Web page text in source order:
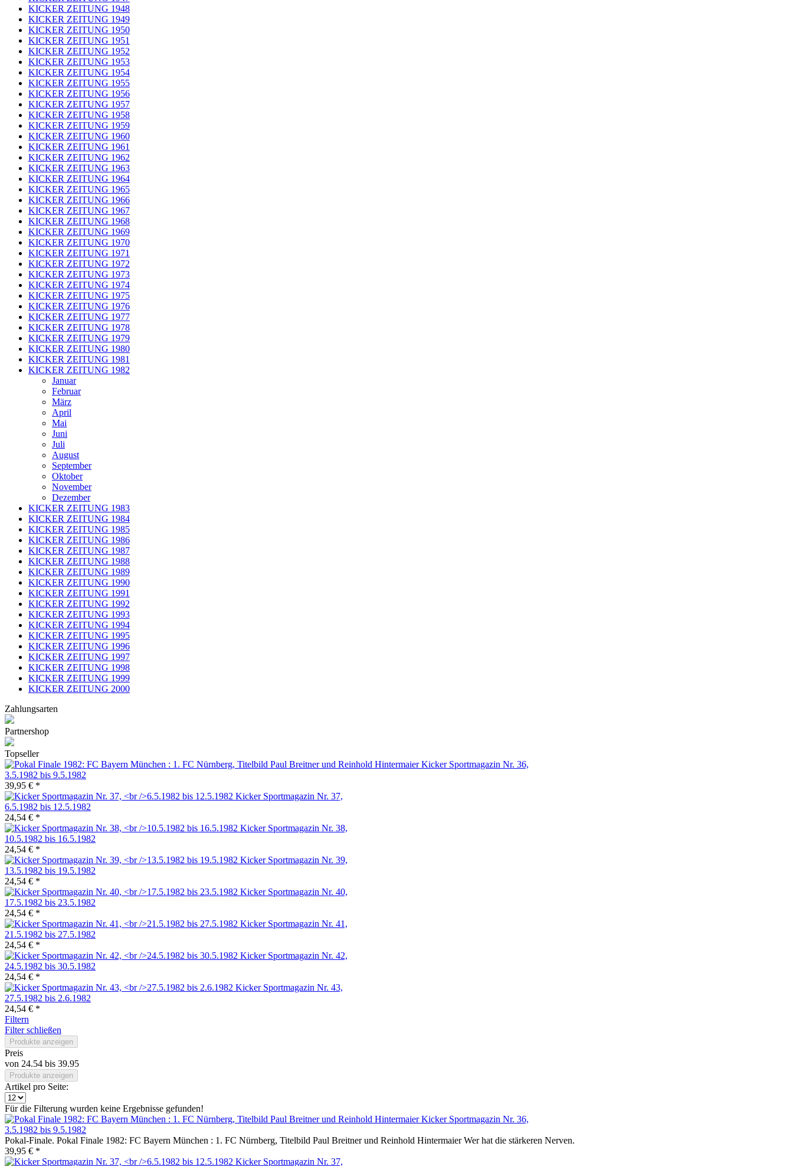
KICKER ZEITUNG 1948
KICKER ZEITUNG 1949
KICKER ZEITUNG 1950
KICKER ZEITUNG 1951
KICKER ZEITUNG 1952
KICKER ZEITUNG 1953
KICKER ZEITUNG 1954
KICKER ZEITUNG 1955
KICKER ZEITUNG 1956
KICKER ZEITUNG 1957
KICKER ZEITUNG 1958
KICKER ZEITUNG 1959
KICKER ZEITUNG 1960
KICKER ZEITUNG 1961
KICKER ZEITUNG 1962
KICKER ZEITUNG 1963
KICKER ZEITUNG 1964
KICKER ZEITUNG 1965
KICKER ZEITUNG 1966
KICKER ZEITUNG 1967
KICKER ZEITUNG 1968
KICKER ZEITUNG 1969
KICKER ZEITUNG 1970
KICKER ZEITUNG 1971
KICKER ZEITUNG 1972
KICKER ZEITUNG 1973
KICKER ZEITUNG 1974
KICKER ZEITUNG 1975
KICKER ZEITUNG 1976
KICKER ZEITUNG 1977
KICKER ZEITUNG 1978
KICKER ZEITUNG 1979
KICKER ZEITUNG 1980
KICKER ZEITUNG 1981
KICKER ZEITUNG 1982
Januar
Februar
März
April
Mai
Juni
Juli
August
September
Oktober
November
Dezember
KICKER ZEITUNG 1983
KICKER ZEITUNG 1984
KICKER ZEITUNG 1985
KICKER ZEITUNG 1986
KICKER ZEITUNG 1987
KICKER ZEITUNG 1988
KICKER ZEITUNG 1989
KICKER ZEITUNG 1990
KICKER ZEITUNG 1991
KICKER ZEITUNG 1992
KICKER ZEITUNG 1993
KICKER ZEITUNG 1994
KICKER ZEITUNG 1995
KICKER ZEITUNG 1996
KICKER ZEITUNG 1997
KICKER ZEITUNG 1998
KICKER ZEITUNG 1999
KICKER ZEITUNG 2000
Zahlungsarten
Partnershop
Topseller
Kicker Sportmagazin Nr. 36,
3.5.1982 bis 9.5.1982
39,95 € *
Kicker Sportmagazin Nr. 37,
6.5.1982 bis 12.5.1982
24,54 € *
Kicker Sportmagazin Nr. 38,
10.5.1982 bis 16.5.1982
24,54 € *
Kicker Sportmagazin Nr. 39,
13.5.1982 bis 19.5.1982
24,54 € *
Kicker Sportmagazin Nr. 40,
17.5.1982 bis 23.5.1982
24,54 € *
Kicker Sportmagazin Nr. 41,
21.5.1982 bis 27.5.1982
24,54 € *
Kicker Sportmagazin Nr. 42,
24.5.1982 bis 30.5.1982
24,54 € *
Kicker Sportmagazin Nr. 43,
27.5.1982 bis 2.6.1982
24,54 € *
Filtern
Filter schließen
Produkte anzeigen
Preis
von 24.54 bis 39.95
Produkte anzeigen
Artikel pro Seite:
Für die Filterung wurden keine Ergebnisse gefunden!
Kicker Sportmagazin Nr. 36,
3.5.1982 bis 9.5.1982
Pokal-Finale. Pokal Finale 1982: FC Bayern München : 1. FC Nürnberg, Titelbild Paul Breitner und Reinhold Hintermaier Wer hat die stärkeren Nerven.
39,95 € *
Kicker Sportmagazin Nr. 37,